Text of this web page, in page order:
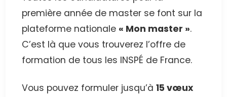
première année de master se font sur la
plateforme nationale « Mon master ».
C’est là que vous trouverez l’offre de
formation de tous les INSPÉ de France.
Vous pouvez formuler jusqu’à15 vœux